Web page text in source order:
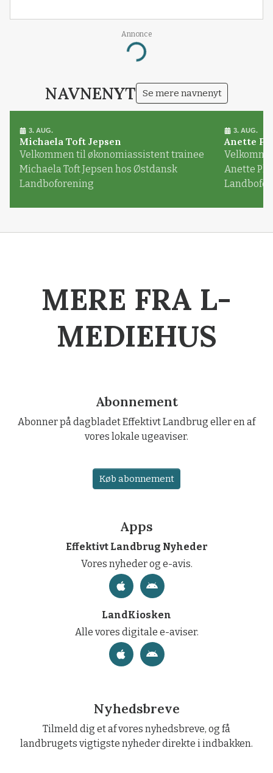
Annonce
Loading...
NAVNENYT Se mere navnenyt
3. AUG.
Michaela Toft Jepsen
Velkommen til økonomiassistent trainee
Michaela Toft Jepsen hos Østdansk
Landboforening
3. AUG.
Anette
Anette
MERE FRA L-
MEDIEHUS
Abonnement
Abonner på dagbladet Effektivt Landbrug eller en af
vores lokale ugeaviser.
Køb abonnement
Apps
Effektivt Landbrug Nyheder
Vores nyheder og e-avis.
LandKiosken
Alle vores digitale e-aviser.
Nyhedsbreve
Tilmeld dig et af vores nyhedsbreve, og få
landbrugets vigtigste nyheder direkte i indbakken.